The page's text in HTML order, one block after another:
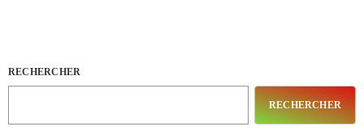
RECHERCHER
RECHERCHER